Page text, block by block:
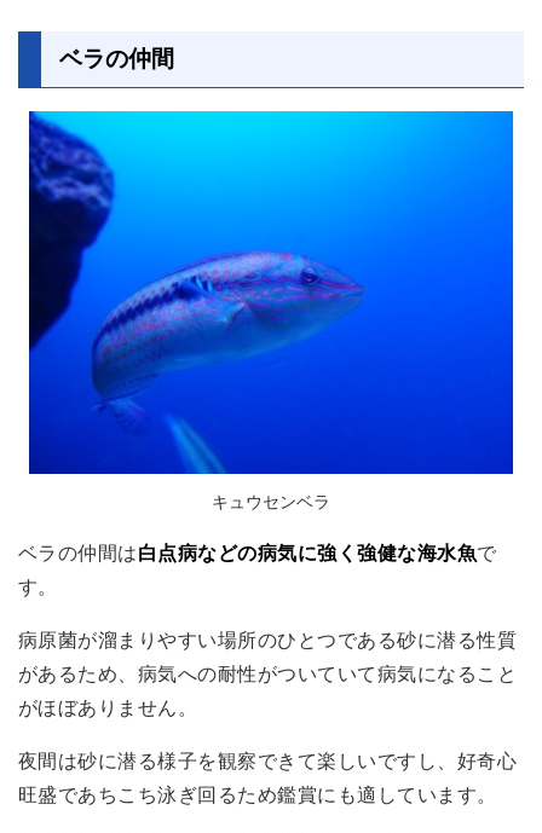
ベラの仲間
キュウセンベラ
ベラの仲間は白点病などの病気に強く強健な海水魚で
す。
病原菌が溜まりやすい場所のひとつである砂に潜る性質
があるため、病気への耐性がついていて病気になること
がほぼありません。
夜間は砂に潜る様子を観察できて楽しいですし、好奇心
旺盛であちこち泳ぎ回るため鑑賞にも適しています。